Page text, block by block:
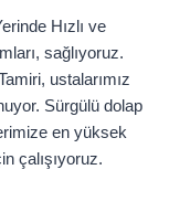
Hızlı ve
sağlıyoruz.
ustalarımız
Sürgülü dolap
en yüksek
çalışıyoruz.